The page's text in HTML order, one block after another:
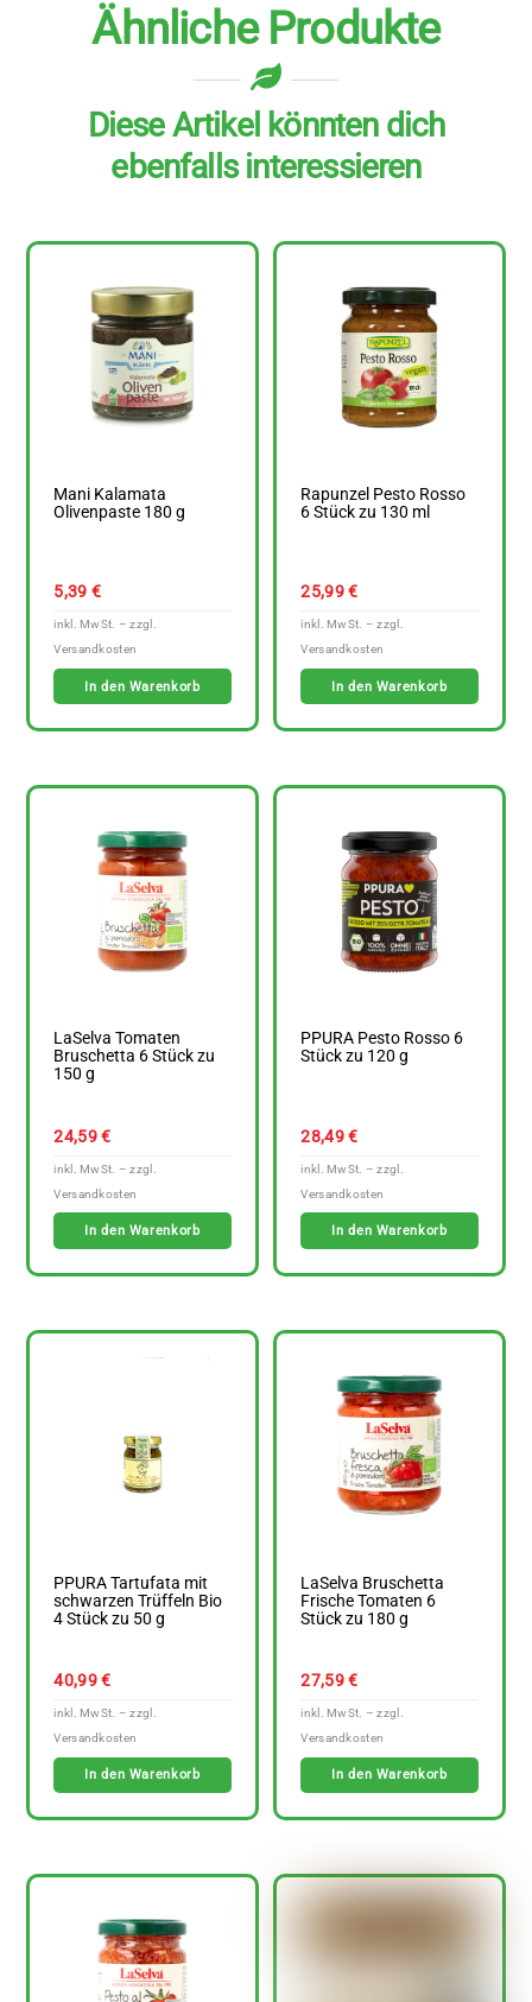
Ähnliche Produkte
Diese Artikel könnten dich
ebenfalls interessieren
Mani Kalamata
Olivenpaste 180 g
5,39 €
In den Warenkorb
Rapunzel Pesto Rosso
6 Stück zu 130 ml
25,99€
In den Warenkorb
LaSelva Tomaten
Bruschetta 6 Stück zu
150 g
24,59€
In den Warenkorb
PPURA Pesto Rosso 6
Stück zu 120 g
28,49€
In den Warenkorb
PPURA Tartufata mit
schwarzen Trüffeln Bio
4 Stück zu 50 g
40,99€
In den Warenkorb
LaSelva Bruschetta
Frische Tomaten 6
Stück zu 180 g
27,59€
In den Warenkorb